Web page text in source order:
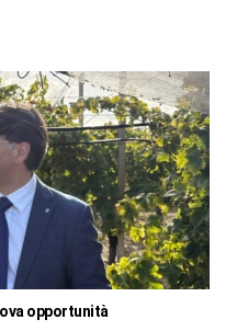
opportunità